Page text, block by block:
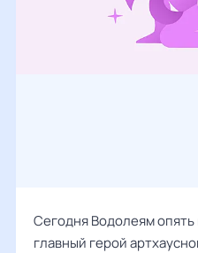
Сегодня Водолеям опять
главный герой